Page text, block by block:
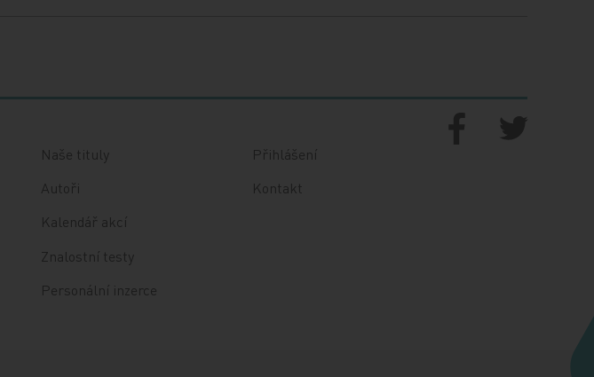
Naše tituly
Autoři
Kalendář akcí
Znalostní testy
Personální inzerce
Přihlášení
Kontakt